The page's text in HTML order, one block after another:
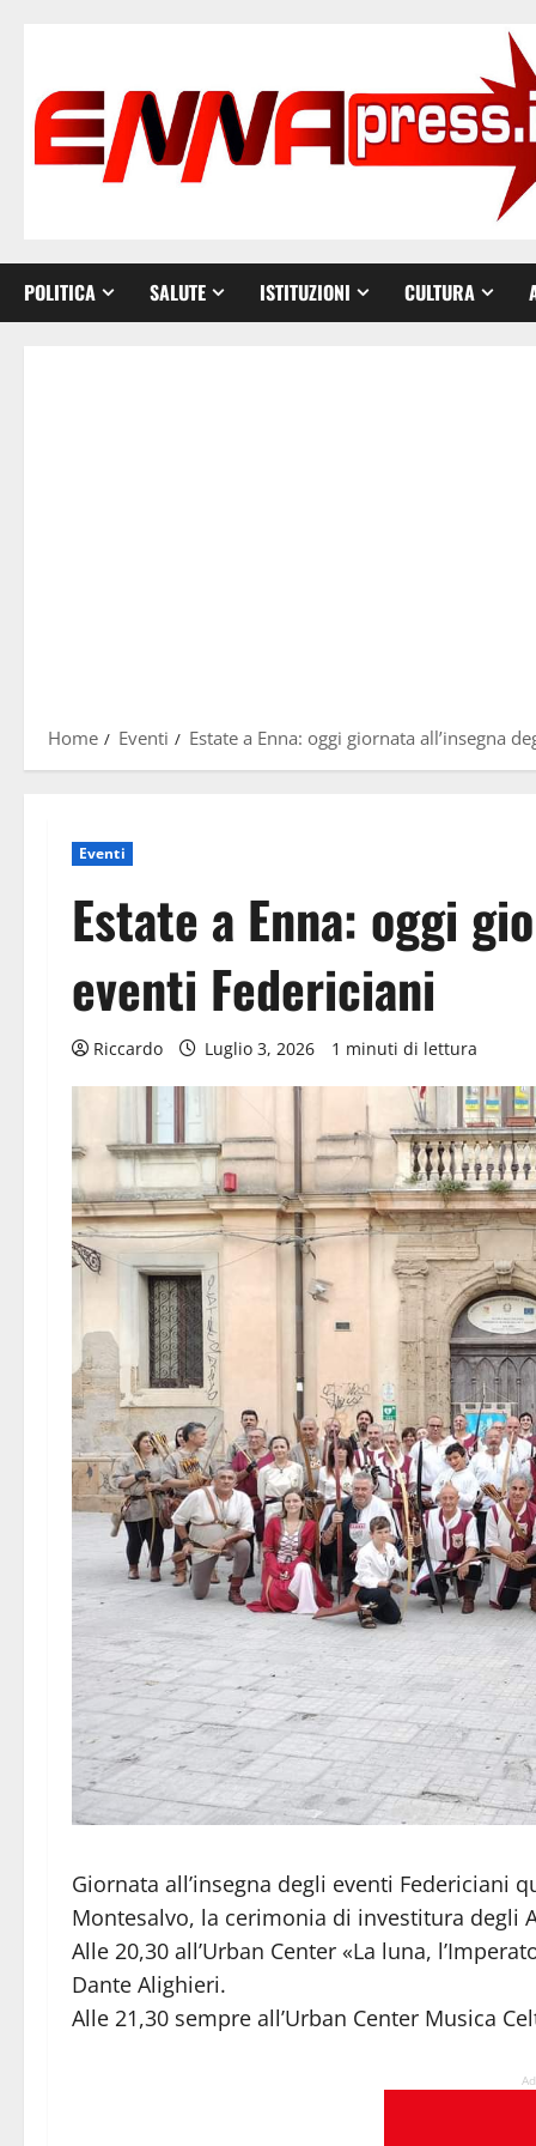
POLITICA SALUTE ISTITUZIONI CULTURA
Home Eventi Estate a Enna: oggi giornata all’insegna
Eventi
Estate a Enna: oggi
eventi Federiciani
Riccardo Luglio 3, 2026 1 minuti di lettura
Giornata all’insegna degli eventi Federiciani
Montesalvo, la cerimonia di investitura degli
Alle 20,30 all’Urban Center «La luna,
Dante Alighieri.
Alle 21,30 sempre all’Urban Center Musica